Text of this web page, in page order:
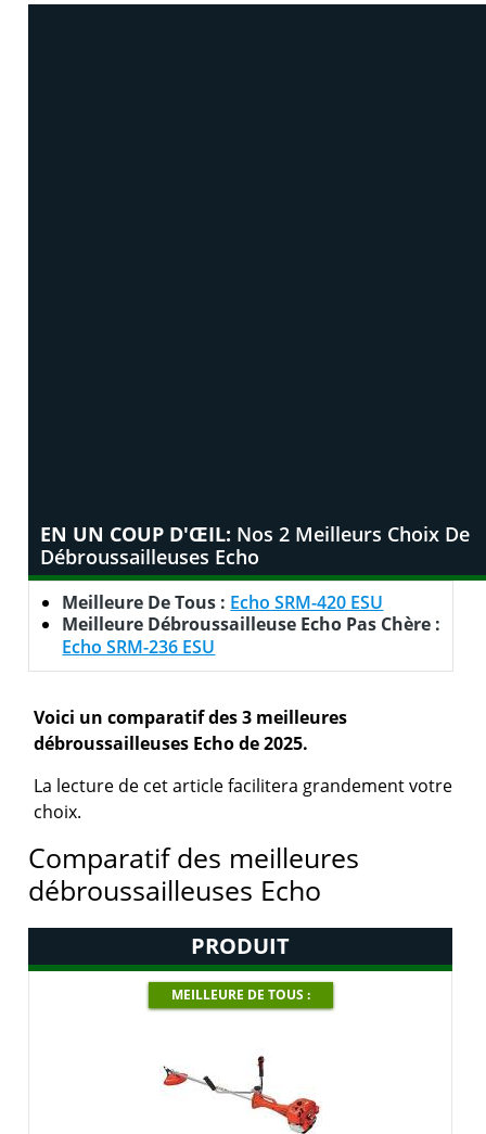
EN UN COUP D'ŒIL: Nos 2 Meilleurs Choix De
Débroussailleuses Echo
Meilleure De Tous : Echo SRM-420 ESU
Meilleure Débroussailleuse Echo Pas Chère :
Echo SRM-236 ESU
Voici un comparatif des 3 meilleures
débroussailleuses Echo de 2025.
La lecture de cet article facilitera grandement votre
choix.
Comparatif des meilleures
débroussailleuses Echo
PRODUIT
MEILLEURE DE TOUS :